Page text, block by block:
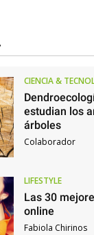
CIENCIA &
estudian los
árboles
Colaborador
LIFESTYLE
Las 30
online
Fabiola Chirinos